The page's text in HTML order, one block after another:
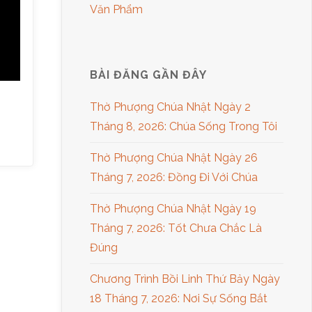
Văn Phẩm
BÀI ĐĂNG GẦN ĐÂY
Thờ Phượng Chúa Nhật Ngày 2
Tháng 8, 2026: Chúa Sống Trong Tôi
Thờ Phượng Chúa Nhật Ngày 26
Tháng 7, 2026: Đồng Đi Với Chúa
Thờ Phượng Chúa Nhật Ngày 19
Tháng 7, 2026: Tốt Chưa Chắc Là
Đúng
Chương Trình Bồi Linh Thứ Bảy Ngày
18 Tháng 7, 2026: Nơi Sự Sống Bắt